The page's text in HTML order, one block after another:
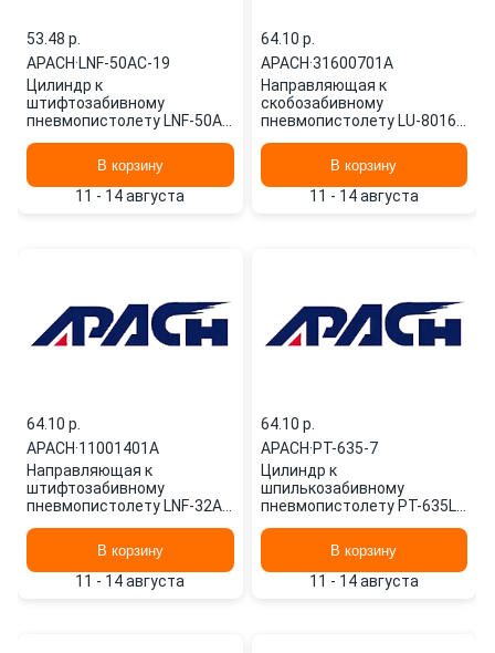
53.48 p.
APACH·LNF-50AC-19
Цилиндр к
штифтозабивному
пневмопистолету LNF-50AC
APACH
В корзину
11 - 14 августа
64.10 p.
APACH·31600701A
Направляющая к
скобозабивному
пневмопистолету LU-8016F
В корзину
11 - 14 августа
64.10 p.
APACH·11001401A
Направляющая к
штифтозабивному
пневмопистолету LNF-32AC
В корзину
11 - 14 августа
64.10 p.
APACH·PT-635-7
Цилиндр к
шпилькозабивному
пневмопистолету PT-635L
В корзину
11 - 14 августа